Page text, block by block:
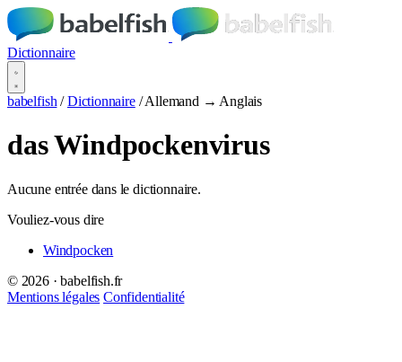
Dictionnaire
babelfish / Dictionnaire / Allemand → Anglais
das Windpockenvirus
Aucune entrée dans le dictionnaire.
Vouliez-vous dire
Windpocken
© 2026 · babelfish.fr
Mentions légales Confidentialité